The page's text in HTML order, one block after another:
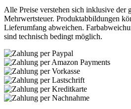
Alle Preise verstehen sich inklusive der
Mehrwertsteuer. Produktabbildungen
Lieferumfang abweichen.
sind technisch bedingt möglich.